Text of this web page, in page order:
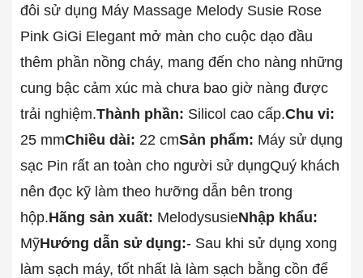
đôi sử dụng Máy Massage Melody Susie Rose
Pink GiGi Elegant mở màn cho cuộc dạo đầu
thêm phần nồng cháy, mang đến cho nàng những
cung bậc cảm xúc mà chưa bao giờ nàng được
trải nghiệm.Thành phần: Silicol cao cấp.Chu vi:
25 mmChiều dài: 22 cmSản phẩm: Máy sử dụng
sạc Pin rất an toàn cho người sử dụngQuý khách
nên đọc kỹ làm theo hưỡng dẫn bên trong
hộp.Hãng sản xuất: MelodysusieNhập khẩu:
MỹHướng dẫn sử dụng:- Sau khi sử dụng xong
làm sạch máy, tốt nhất là làm sạch bằng cồn để